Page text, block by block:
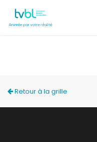
Retour à la grille